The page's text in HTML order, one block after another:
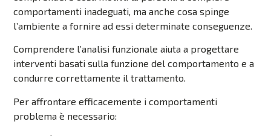
comportamenti inadeguati, ma anche cosa spinge
l’ambiente a fornire ad essi determinate conseguenze.
Comprendere l’analisi funzionale aiuta a progettare
interventi basati sulla funzione del comportamento e a
condurre correttamente il trattamento.
Per affrontare efficacemente i comportamenti
problema è necessario: